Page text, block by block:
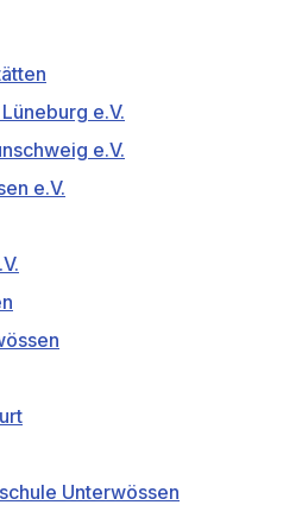
e.V.
e.V.
e.V.
Unterwössen